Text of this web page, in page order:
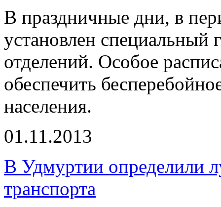
В праздничные дни, в
установлен специальный
отделений. Особое
обеспечить
населения.
01.11.2013
В Удмуртии определили
транспорта